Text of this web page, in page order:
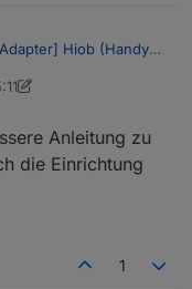
Hiob (Handy
sinnig.
hat man den
Anfang bis man weis
sicher hilfreich wenn
wie man ein Gerät
und App vom
6. Okt. 2022, 17:12
Anleitung zu
die Einrichtung
1